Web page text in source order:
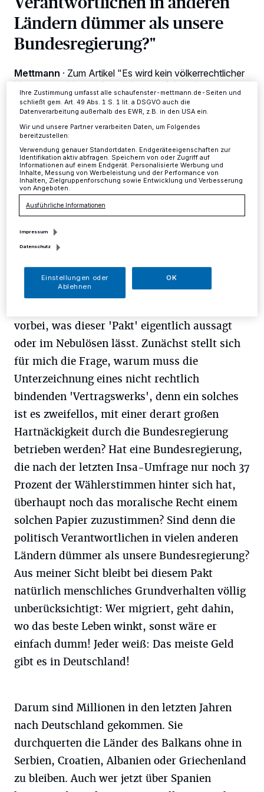
Ländern dümmer als unsere
Bundesregierung?"
Mettmann · Zum Artikel "Es wird kein völkerrechtlicher
Vertrag geschlossen" erreichte uns folgende
Leserzuschrift.
08.11.2018 , 15:40 Uhr 2 Minuten Lesezeit
"Der Beitrag von Frau Noll bedarf doch in
etlichen Punkten eines Kommentars bzw. einer
Kommentierung. Denn ihre Darstellung der
vorbei, was dieser 'Pakt' eigentlich aussagt
oder im Nebulösen lässt. Zunächst stellt sich
für mich die Frage, warum muss die
Unterzeichnung eines nicht rechtlich
bindenden 'Vertragswerks', denn ein solches
ist es zweifellos, mit einer derart großen
Hartnäckigkeit durch die Bundesregierung
betrieben werden? Hat eine Bundesregierung,
die nach der letzten Insa-Umfrage nur noch 37
Prozent der Wählerstimmen hinter sich hat,
überhaupt noch das moralische Recht einem
solchen Papier zuzustimmen? Sind denn die
politisch Verantwortlichen in vielen anderen
Ländern dümmer als unsere Bundesregierung?
Aus meiner Sicht bleibt bei diesem Pakt
natürlich menschliches Grundverhalten völlig
unberücksichtigt: Wer migriert, geht dahin,
wo das beste Leben winkt, sonst wäre er
einfach dumm! Jeder weiß: Das meiste Geld
gibt es in Deutschland!
Darum sind Millionen in den letzten Jahren
nach Deutschland gekommen. Sie
durchquerten die Länder des Balkans ohne in
Serbien, Croatien, Albanien oder Griechenland
zu bleiben. Auch wer jetzt über Spanien
Tracking-Technologien für die unter „Wir und unsere Partner
Zwecke. Wenn Tracker deaktiviert sind, sind manche Inhalte und
Anzeigen möglicherweise nicht mehr so relevant für Sie. Sie können
dieses Menü jederzeit wieder aufrufen, um Ihre Einstellungen zu
ändern oder Ihre Einwilligung zu widerrufen, indem Sie auf den Link
Ihre Einstellungen gelten innerhalb unseres Website. Weitere
Informationen finden Sie in unserer Datenschutzerklärung.
Ihre Zustimmung umfasst alle schaufenster-mettmann.de-Seiten und
schließt gem. Art. 49 Abs. 1 S. 1 lit. a DSGVO auch die
Datenverarbeitung außerhalb des EWR, z.B. in den USA ein.
Wir und unsere Partner verarbeiten Daten, um Folgendes
bereitzustellen:
Verwendung genauer Standortdaten. Endgeräteeigenschaften zur
Identifikation aktiv abfragen. Speichern von oder Zugriff auf
Informationen auf einem Endgerät. Personalisierte Werbung und
Inhalte, Messung von Werbeleistung und der Performance von
Inhalten, Zielgruppenforschung sowie Entwicklung und Verbesserung
von Angeboten.
Ausführliche Informationen
Impressum
Datenschutz
Einstellungen oder
Ablehnen
OK